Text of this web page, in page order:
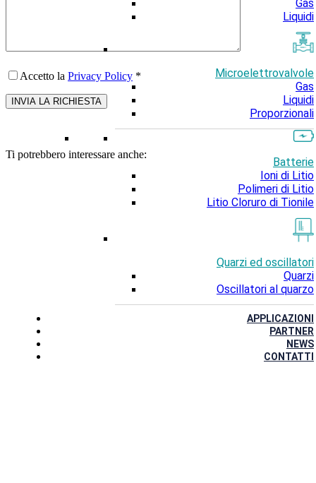
Gas
Liquidi
Microelettrovalvole
Gas
Liquidi
Proporzionali
Batterie
Ioni di Litio
Polimeri di Litio
Litio Cloruro di Tionile
Quarzi ed oscillatori
Quarzi
Oscillatori al quarzo
APPLICAZIONI
PARTNER
NEWS
CONTATTI
Accetto la Privacy Policy *
Ti potrebbero interessare anche: